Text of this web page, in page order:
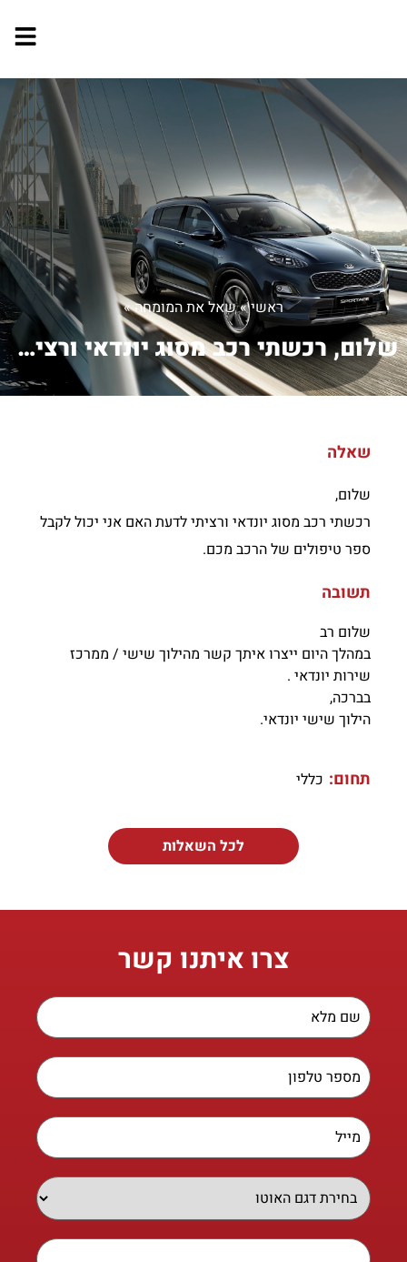
ראשי»שאל את המומחה»
שלום, רכשתי רכב מסוג יונדאי ורציתי ל...
שאלה
שלום,
רכשתי רכב מסוג יונדאי ורציתי לדעת האם אני יכול לקבל
ספר טיפולים של הרכב מכם.
תשובה
שלום רב
במהלך היום ייצרו איתך קשר מהילוך שישי / ממרכז
שירות יונדאי .
בברכה,
הילוך שישי יונדאי.
תחום: כללי
לכל השאלות
צרו איתנו קשר